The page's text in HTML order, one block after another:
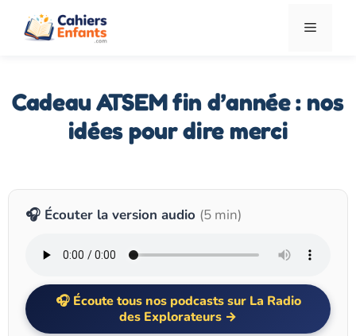
Menu
Cadeau ATSEM fin d’année : nos
idées pour dire merci
🎧 Écouter la version audio (5 min)
Écoute tous nos podcasts sur La Radio
des Explorateurs →